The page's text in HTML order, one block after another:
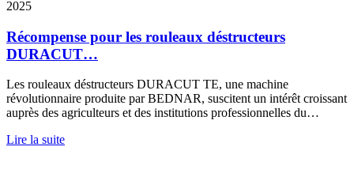
2025
Récompense pour les rouleaux déstructeurs
DURACUT…
Les rouleaux déstructeurs DURACUT TE, une machine
révolutionnaire produite par BEDNAR, suscitent un intérêt croissant
auprès des agriculteurs et des institutions professionnelles du…
Lire la suite